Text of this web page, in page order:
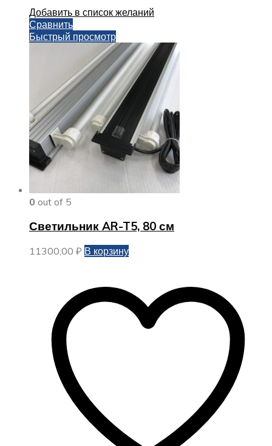
Добавить в список желаний
Сравнить
Быстрый просмотр
0 out of 5
Светильник AR-T5, 80 см
11300,00 ₽ В корзину